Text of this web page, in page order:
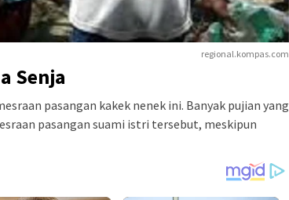
regional.kompas.com
Senja
pasangan kakek nenek ini. Banyak pujian yang
pasangan suami istri tersebut, meskipun